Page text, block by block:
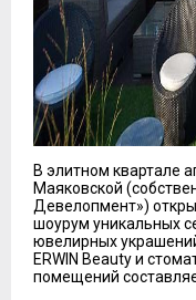
В элитном квартале
Маяковской
Девелопмент»)
шоурум уникальных
ювелирных
ERWIN Beauty и
помещений